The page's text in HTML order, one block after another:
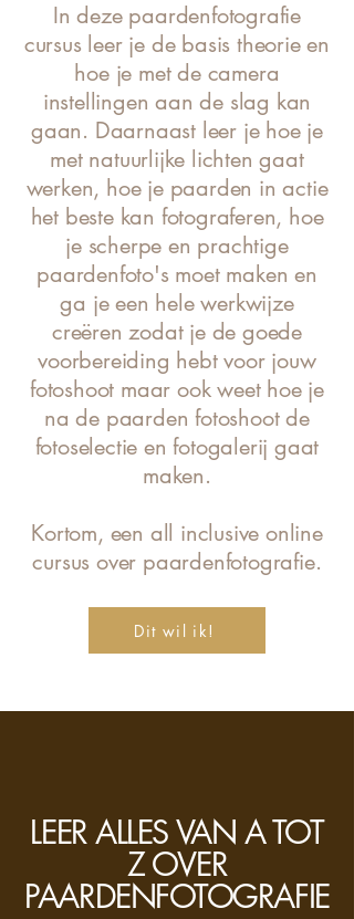
In deze paardenfotografie
cursus leer je de basis theorie en
hoe je met de camera
instellingen aan de slag kan
gaan. Daarnaast leer je hoe je
met natuurlijke lichten gaat
werken, hoe je paarden in actie
het beste kan fotograferen, hoe
je scherpe en prachtige
paardenfoto's moet maken en
ga je een hele werkwijze
creëren zodat je de goede
voorbereiding hebt voor jouw
fotoshoot maar ook weet hoe je
na de paarden fotoshoot de
fotoselectie en fotogalerij gaat
maken.
Kortom, een all inclusive online
cursus over paardenfotografie.
Dit wil ik!
LEER ALLES VAN A TOT
Z OVER
PAARDENFOTOGRAFIE